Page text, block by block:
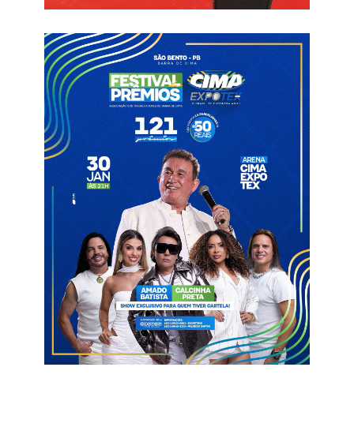
Entre os serviços essenciais mantidos estão a mobilidade
urbana, a limpeza pública e a saúde, por meio do Samu e das
unidades de urgência e emergência, além da atuação da
Defesa Civil e de outros serviços indispensáveis.
Informações com Secom PB
Paraíba Ponto Facultativo Tiradentes